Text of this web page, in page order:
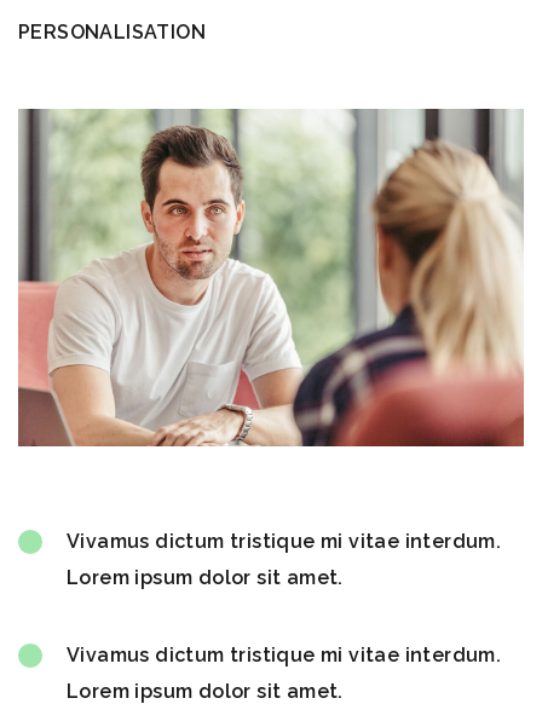
PERSONALISATION
Vivamus dictum tristique mi vitae interdum.
Lorem ipsum dolor sit amet.
Vivamus dictum tristique mi vitae interdum.
Lorem ipsum dolor sit amet.